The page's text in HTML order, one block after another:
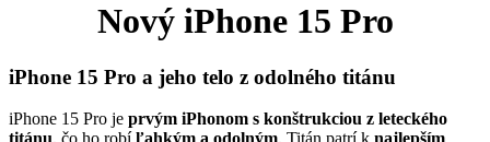
Nový iPhone 15 Pro
iPhone 15 Pro a jeho telo z odolného titánu
iPhone 15 Pro je prvým iPhonom s konštrukciou z leteckého